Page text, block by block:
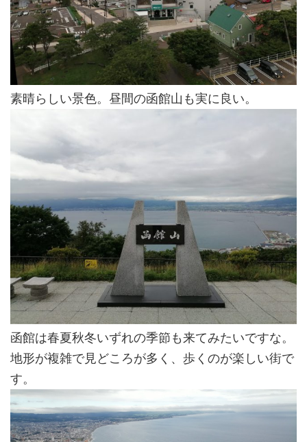
素晴らしい景色。昼間の函館山も実に良い。
函館は春夏秋冬いずれの季節も来てみたいですな。
地形が複雑で見どころが多く、歩くのが楽しい街で
す。